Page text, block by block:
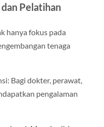
Pelatihan
hanya fokus pada
tenaga
Bagi dokter, perawat,
pengalaman